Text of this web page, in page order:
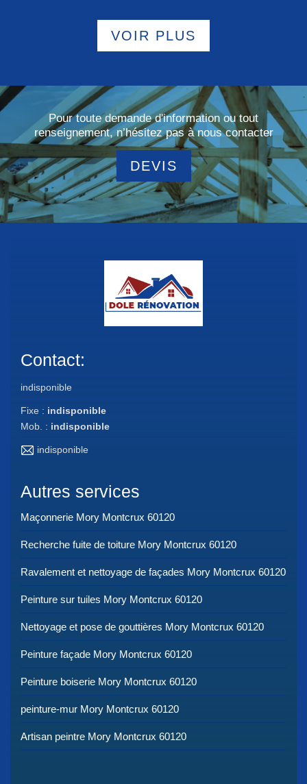
VOIR PLUS
Pour toute demande d'information ou tout
renseignement, n’hésitez pas à nous contacter
DEVIS
Contact:
indisponible
Fixe : indisponible
Mob. : indisponible
indisponible
Autres services
Maçonnerie Mory Montcrux 60120
Recherche fuite de toiture Mory Montcrux 60120
Ravalement et nettoyage de façades Mory Montcrux 60120
Peinture sur tuiles Mory Montcrux 60120
Nettoyage et pose de gouttières Mory Montcrux 60120
Peinture façade Mory Montcrux 60120
Peinture boiserie Mory Montcrux 60120
peinture-mur Mory Montcrux 60120
Artisan peintre Mory Montcrux 60120